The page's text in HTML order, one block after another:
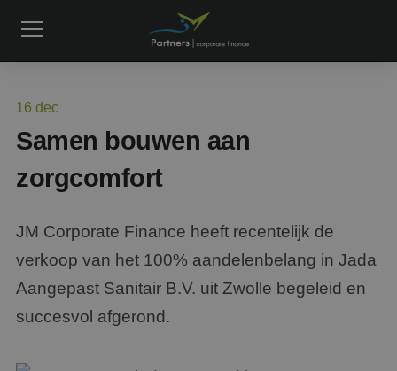
16 dec
Samen bouwen aan
zorgcomfort
JM Corporate Finance heeft recentelijk de
verkoop van het 100% aandelenbelang in Jada
Aangepast Sanitair B.V. uit Zwolle begeleid en
succesvol afgerond.